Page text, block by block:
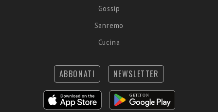
Gossip
Sanremo
Cucina
ABBONATI NEWSLETTER